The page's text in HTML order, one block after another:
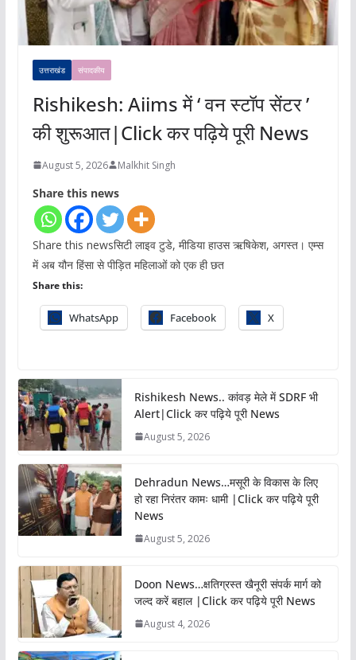
उत्तराखंड संपादकीय
Rishikesh: Aiims में ‘ वन स्टॉप सेंटर ’
की शुरूआत|Click कर पढ़िये पूरी News
August 5, 2026 Malkhit Singh
Share this news
Share this newsसिटी लाइव टुडे, मीडिया हाउस ऋषिकेश, अगस्त। एम्स
में अब यौन हिंसा से पीड़ित महिलाओं को एक ही छत
Share this:
WhatsApp Facebook X
Rishikesh News.. कांवड़ मेले में SDRF भी
Alert|Click कर पढ़िये पूरी News
August 5, 2026
Dehradun News…मसूरी के विकास के लिए
हो रहा निरंतर कामः धामी |Click कर पढ़िये पूरी
News
August 5, 2026
Doon News…क्षतिग्रस्त खैनूरी संपर्क मार्ग को
जल्द करें बहाल |Click कर पढ़िये पूरी News
August 4, 2026